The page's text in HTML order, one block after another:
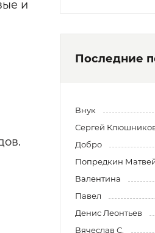
и
Последние
Внук
Сергей
Добро
Попредкин
Валентина
Павел
Денис Леонтьев
Вячеслав С.